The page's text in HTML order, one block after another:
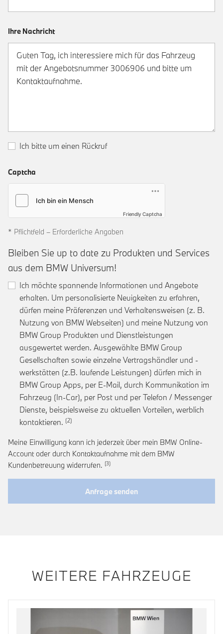
Ihre Nachricht
Ich bitte um einen Rückruf
Captcha
Friendly Captcha
* Pflichtfeld – Erforderliche Angaben
Bleiben Sie up to date zu Produkten und Services
aus dem BMW Universum!
Ich möchte spannende Informationen und Angebote
erhalten. Um personalisierte Neuigkeiten zu erfahren,
dürfen meine Präferenzen und Verhaltensweisen (z. B.
Nutzung von BMW Webseiten) und meine Nutzung von
BMW Group Produkten und Dienstleistungen
ausgewertet werden. Ausgewählte BMW Group
Gesellschaften sowie einzelne Vertragshändler und -
werkstätten (z.B. laufende Leistungen) dürfen mich in
BMW Group Apps, per E-Mail, durch Kommunikation im
Fahrzeug (In-Car), per Post und per Telefon / Messenger
Dienste, beispielsweise zu aktuellen Vorteilen, werblich
kontaktieren. Link zur Fußnote: Einwilligung zur
Meine Einwilligung kann ich jederzeit über mein BMW Online-
Account oder durch Kontaktaufnahme mit dem BMW
Kundenbetreuung widerrufen. Link zur Fußnote: Widerruf der
Anfrage senden
WEITERE FAHRZEUGE